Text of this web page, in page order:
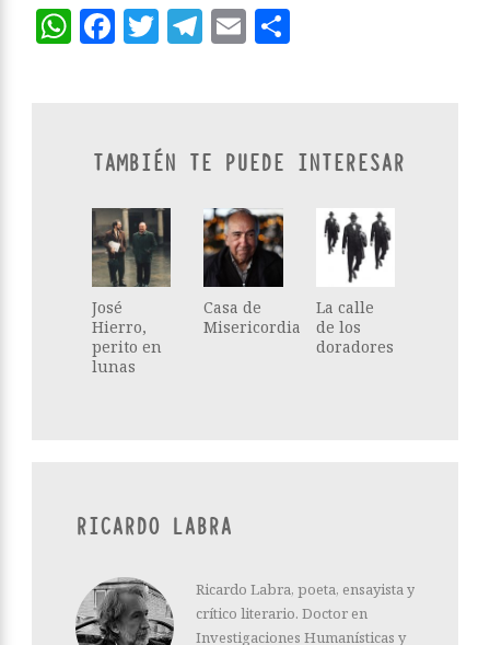
WhatsApp
Facebook
Twitter
Telegram
Email
TAMBIÉN TE PUEDE INTERESAR
José
Hierro,
perito en
lunas
Casa de
Misericordia
La calle
de los
doradores
RICARDO LABRA
Ricardo Labra, poeta, ensayista y
crítico literario. Doctor en
Investigaciones Humanísticas y